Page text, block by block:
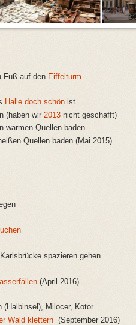
Fuß auf den Eiffelturm
Halle doch schönist
(haben wir 2013 nicht geschafft)
warmen Quellen baden
Quellen baden (Mai 2015)
spazieren gehen
(April 2016)
(Halbinsel), Milocer, Kotor
Wald klettern(September 2016)